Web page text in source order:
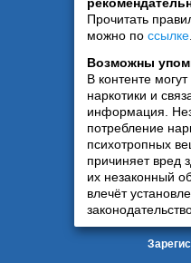
Прочитать
можно по ссылке
Возможны
В контенте
наркотики и
информация.
потребление
психотропных
причиняет вред
их незаконный
влечёт